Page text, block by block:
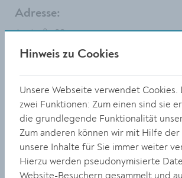
Adresse:
Austraße 20
Anmerkung:
für die Parkhäuser gibt. Leider
Schilder, insbesondere an der
Bertschingerstraße/Austraße, das
macht so wenig Sinn, insbesondere, da
Altstadt und P+R damit hinfällig sind.
Status:
Hinweis zu Cookies
Unsere Webseite verwendet Cookies.
zwei Funktionen: Zum einen sind sie
die grundlegende Funktionalität
Zum anderen können wir mit Hilfe der
unsere Inhalte für Sie immer weiter
Hierzu werden pseudonymisierte
Website-Besuchern gesammelt und